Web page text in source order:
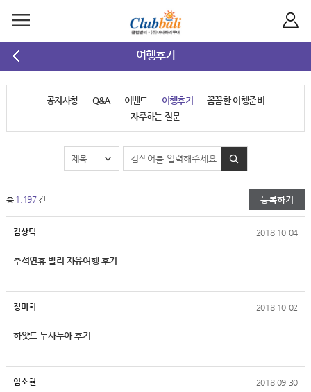
여행후기
공지사항 Q&A 이벤트 여행후기
꼼꼼한 여행준비
자주하는 질문
총 1,197건 등록하기
김상덕 2018-10-04
추석연휴 발리 자유여행 후기
정미희 2018-10-02
하얏트 누사두아 후기
임소현 2018-09-30